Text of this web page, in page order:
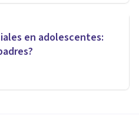
en adolescentes: